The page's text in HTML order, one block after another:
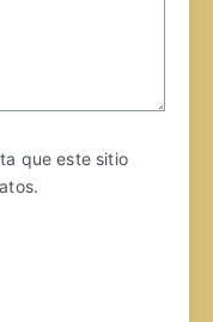
que este sitio